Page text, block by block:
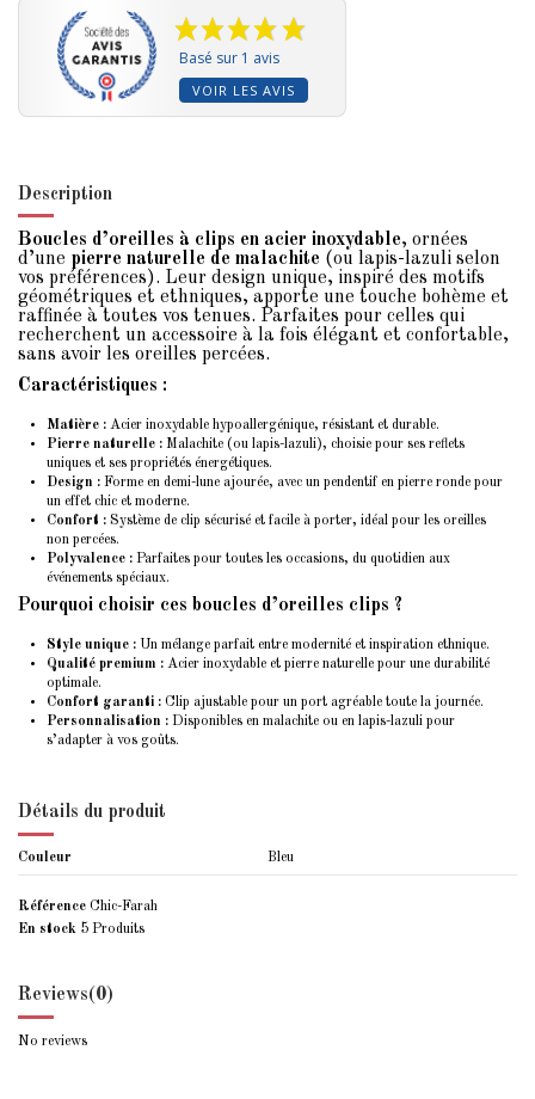
Basé sur 1 avis
VOIR LES AVIS
Description
Boucles d’oreilles à clips en acier inoxydable, ornées
d’une pierre naturelle de malachite (ou lapis-lazuli selon
vos préférences). Leur design unique, inspiré des motifs
géométriques et ethniques, apporte une touche bohème et
raffinée à toutes vos tenues. Parfaites pour celles qui
recherchent un accessoire à la fois élégant et confortable,
sans avoir les oreilles percées.
Caractéristiques :
Matière : Acier inoxydable hypoallergénique, résistant et durable.
Pierre naturelle : Malachite (ou lapis-lazuli), choisie pour ses reflets
uniques et ses propriétés énergétiques.
Design : Forme en demi-lune ajourée, avec un pendentif en pierre ronde pour
un effet chic et moderne.
Confort : Système de clip sécurisé et facile à porter, idéal pour les oreilles
non percées.
Polyvalence : Parfaites pour toutes les occasions, du quotidien aux
événements spéciaux.
Pourquoi choisir ces boucles d’oreilles clips ?
Style unique : Un mélange parfait entre modernité et inspiration ethnique.
Qualité premium : Acier inoxydable et pierre naturelle pour une durabilité
optimale.
Confort garanti : Clip ajustable pour un port agréable toute la journée.
Personnalisation : Disponibles en malachite ou en lapis-lazuli pour
s’adapter à vos goûts.
Détails du produit
Couleur Bleu
Référence Chic-Farah
En stock 5 Produits
Reviews(0)
No reviews